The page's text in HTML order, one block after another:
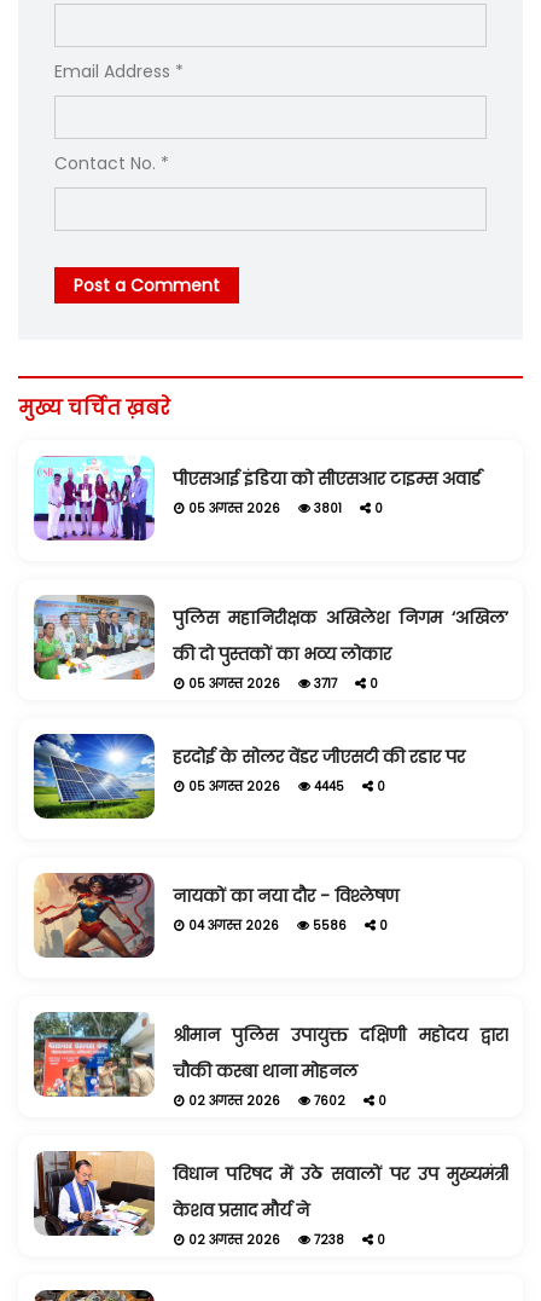
Email Address *
Contact No. *
Post a Comment
मुख्य चर्चित ख़बरे
पीएसआई इंडिया को सीएसआर टाइम्स अवार्ड
05 अगस्त 2026 3801 0
पुलिस महानिरीक्षक अखिलेश निगम ‘अखिल’
की दो पुस्तकों का भव्य लोकार
05 अगस्त 2026 3717 0
हरदोई के सोलर वेंडर जीएसटी की रडार पर
05 अगस्त 2026 4445 0
नायकों का नया दौर - विश्लेषण
04 अगस्त 2026 5586 0
श्रीमान पुलिस उपायुक्त दक्षिणी महोदय द्वारा
चौकी कस्बा थाना मोहनल
02 अगस्त 2026 7602 0
विधान परिषद में उठे सवालों पर उप मुख्यमंत्री
केशव प्रसाद मौर्य ने
02 अगस्त 2026 7238 0